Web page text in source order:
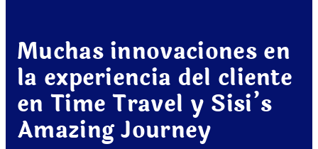
Muchas innovaciones en
la experiencia del cliente
en Time Travel y Sisi’s
Amazing Journey